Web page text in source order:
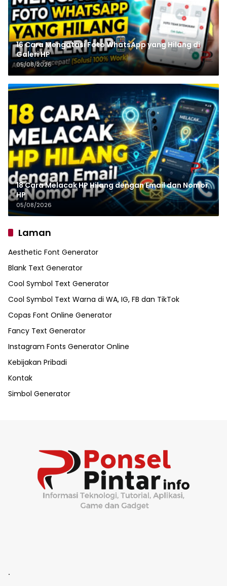
16 Cara Mengatasi Foto WhatsApp yang Hilang di
Galeri HP
05/08/2026
18 Cara Melacak HP Hilang dengan Email dan Nomor
HP
05/08/2026
Laman
Aesthetic Font Generator
Blank Text Generator
Cool Symbol Text Generator
Cool Symbol Text Warna di WA, IG, FB dan TikTok
Copas Font Online Generator
Fancy Text Generator
Instagram Fonts Generator Online
Kebijakan Pribadi
Kontak
Simbol Generator
.